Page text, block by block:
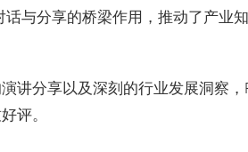
与分享的桥梁作用，推动了产业
讲分享以及深刻的行业发展洞察，
评。